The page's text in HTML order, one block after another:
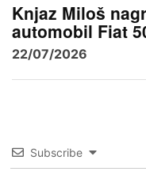
Knjaz Miloš
automobil Fiat
22/07/2026
Subscribe